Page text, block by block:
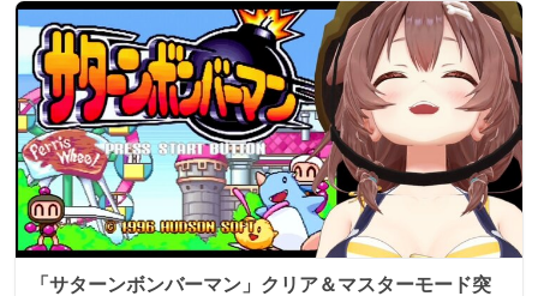
「サターンボンバーマン」クリア＆マスターモード突